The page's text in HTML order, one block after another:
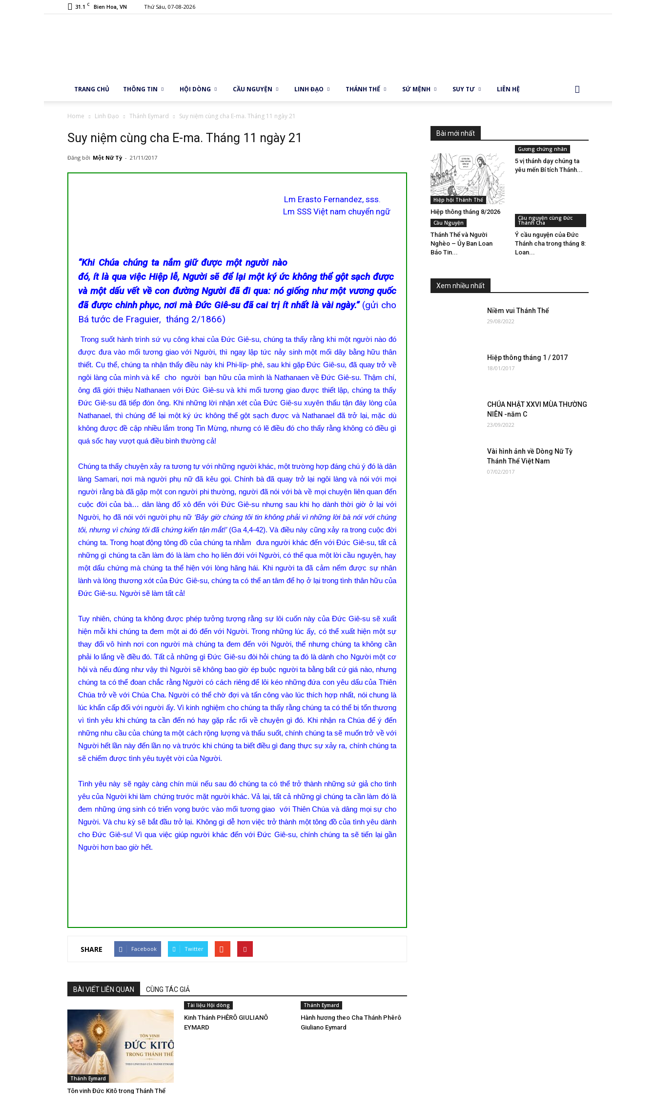
31.1 C Bien Hoa, VN Thứ Sáu, 07-08-2026
Tỳ
TRANG CHỦ THÔNG TIN HỘI DÒNG CẦU NGUYỆN LINH ĐẠO THÁNH THỂ SỨ MỆNH SUY TƯ LIÊN HỆ
Home Linh Đạo Thánh Eymard Suy niệm cùng cha E-ma. Tháng 11 ngày 21
Suy niệm cùng cha E-ma. Tháng 11 ngày 21
Đăng bởi Một Nữ Tỳ - 21/11/2017
Lm Erasto Fernandez, sss.
Lm SSS Việt nam chuyển ngữ
“Khi Chúa chúng ta nắm giữ được một người nào
đó, ít là qua việc Hiệp lễ, Người sẽ để lại một ký ức không thể gột sạch được
và một dấu vết về con đường Người đã đi qua: nó giống như một vương quốc
đã được chinh phục, nơi mà Đức Giê-su đã cai trị ít nhất là vài ngày.” (gửi cho
Bá tước de Fraguier, tháng 2/1866)
Trong suốt hành trình sứ vụ công khai của Đức Giê-su, chúng ta thấy rằng khi một người nào đó
được đưa vào mối tương giao với Người, thì ngay lập tức nảy sinh một mối dây bằng hữu thân
thiết. Cụ thể, chúng ta nhận thấy điều này khi Phi-líp- phê, sau khi gặp Đức Giê-su, đã quay trở về
ngôi làng của mình và kể cho người bạn hữu của mình là Nathanaen về Đức Giê-su. Thậm chí,
ông đã giới thiệu Nathanaen với Đức Giê-su và khi mối tương giao được thiết lập, chúng ta thấy
Đức Giê-su đã tiếp đón ông. Khi những lời nhận xét của Đức Giê-su xuyên thấu tận đáy lòng của
Nathanael, thì chúng để lại một ký ức không thể gột sạch được và Nathanael đã trở lại, mặc dù
không được đề cập nhiều lắm trong Tin Mừng, nhưng có lẽ điều đó cho thấy rằng không có điều gì
quá sốc hay vượt quá điều bình thường cả!
Chúng ta thấy chuyện xảy ra tương tự với những người khác, một trường hợp đáng chú ý đó là dân
làng Samari, nơi mà người phụ nữ đã kêu gọi. Chính bà đã quay trở lại ngôi làng và nói với mọi
người rằng bà đã gặp một con người phi thường, người đã nói với bà về mọi chuyện liên quan đến
cuộc đời của bà… dân làng đổ xô đến với Đức Giê-su nhưng sau khi họ dành thời giờ ở lại với
Người, họ đã nói với người phụ nữ ‘Bây giờ chúng tôi tin không phải vì những lời bà nói với chúng
tôi, nhưng vì chúng tôi đã chứng kiến tận mắt!’ (Ga 4,4-42). Và điều này cũng xảy ra trong cuộc đời
chúng ta. Trong hoạt động tông đồ của chúng ta nhằm đưa người khác đến với Đức Giê-su, tất cả
những gì chúng ta cần làm đó là làm cho họ liên đới với Người, có thể qua một lời cầu nguyện, hay
một dấu chứng mà chúng ta thể hiện với lòng hăng hái. Khi người ta đã cảm nếm được sự nhân
lành và lòng thương xót của Đức Giê-su, chúng ta có thể an tâm để họ ở lại trong tình thân hữu của
Đức Giê-su. Người sẽ làm tất cả!
Tuy nhiên, chúng ta không được phép tưởng tượng rằng sự lôi cuốn này của Đức Giê-su sẽ xuất
hiện mỗi khi chúng ta đem một ai đó đến với Người. Trong những lúc ấy, có thể xuất hiện một sự
thay đổi vô hình nơi con người mà chúng ta đem đến với Người, thế nhưng chúng ta không cần
phải lo lắng về điều đó. Tất cả những gì Đức Giê-su đòi hỏi chúng ta đó là dành cho Người một cơ
hội và nếu đúng như vậy thì Người sẽ không bao giờ ép buộc người ta bằng bất cứ giá nào, nhưng
chúng ta có thể đoan chắc rằng Người có cách riêng để lôi kéo những đứa con yêu dấu của Thiên
Chúa trở về với Chúa Cha. Người có thể chờ đợi và tấn công vào lúc thích hợp nhất, nói chung là
lúc khẩn cấp đối với người ấy. Vì kinh nghiệm cho chúng ta thấy rằng chúng ta có thể bị tổn thương
vì tình yêu khi chúng ta cần đến nó hay gặp rắc rối về chuyện gì đó. Khi nhận ra Chúa để ý đến
những nhu cầu của chúng ta một cách rộng lượng và thấu suốt, chính chúng ta sẽ muốn trở về với
Người hết lần này đến lần nọ và trước khi chúng ta biết điều gì đang thực sự xảy ra, chính chúng ta
sẽ chiếm được tình yêu tuyệt vời của Người.
Tình yêu này sẽ ngày càng chín mùi nếu sau đó chúng ta có thể trở thành những sứ giả cho tình
yêu của Người khi làm chứng trước mặt người khác. Vả lại, tất cả những gì chúng ta cần làm đó là
đem những ứng sinh có triển vọng bước vào mối tương giao với Thiên Chúa và dâng mọi sự cho
Người. Và chu kỳ sẽ bắt đầu trở lại. Không gì dễ hơn việc trở thành một tông đồ của tình yêu dành
cho Đức Giê-su! Vì qua việc giúp người khác đến với Đức Giê-su, chính chúng ta sẽ tiến lại gần
Người hơn bao giờ hết.
SHARE Facebook Twitter
BÀI VIẾT LIÊN QUAN CÙNG TÁC GIẢ
Thánh Eymard
Tôn vinh Đức Kitô trong Thánh Thể
Tài liệu Hội dòng
Kinh Thánh PHÊRÔ GIULIANÔ
EYMARD
Thánh Eymard
Hành hương theo Cha Thánh Phêrô
Giuliano Eymard
Bài mới nhất
Hiệp hội Thánh Thể
Hiệp thông tháng 8/2026
Gương chứng nhân
5 vị thánh dạy chúng ta
yêu mến Bí tích Thánh...
Cầu Nguyện
Thánh Thể và Người
Nghèo – Ủy Ban Loan
Báo Tin...
Cầu nguyện cùng Đức
Thánh Cha
Ý cầu nguyện của Đức
Thánh cha trong tháng 8:
Loan...
Xem nhiều nhất
Niềm vui Thánh Thể
29/08/2022
Hiệp thông tháng 1 / 2017
18/01/2017
CHÚA NHẬT XXVI MÙA THƯỜNG
NIÊN -năm C
23/09/2022
Vài hình ảnh về Dòng Nữ Tỳ
Thánh Thể Việt Nam
07/02/2017